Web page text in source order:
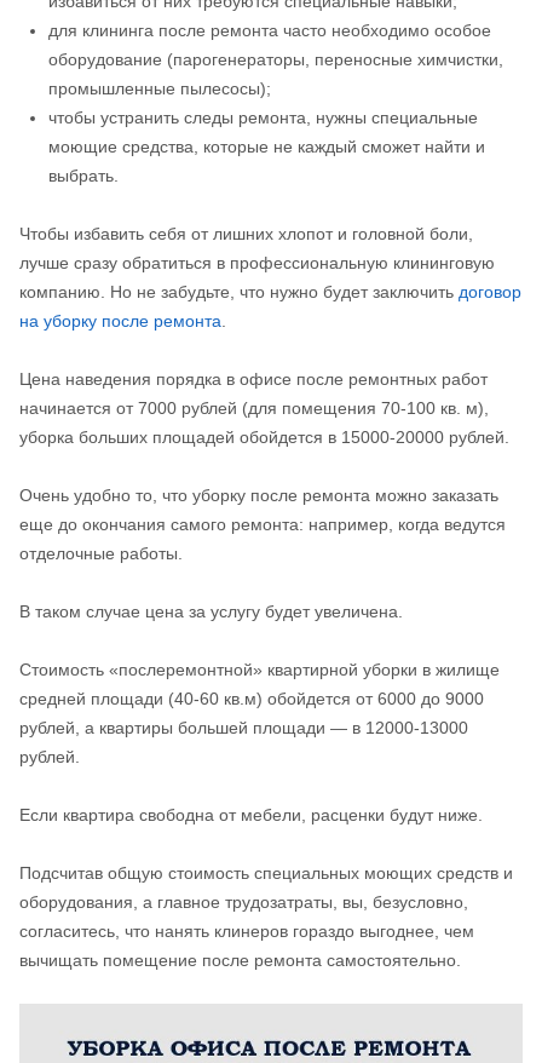
для клининга после ремонта часто необходимо особое
оборудование (парогенераторы, переносные химчистки,
промышленные пылесосы);
чтобы устранить следы ремонта, нужны специальные
моющие средства, которые не каждый сможет найти и
выбрать.
Чтобы избавить себя от лишних хлопот и головной боли,
лучше сразу обратиться в профессиональную клининговую
компанию. Но не забудьте, что нужно будет заключить договор
на уборку после ремонта
Цена наведения порядка в офисе после ремонтных работ
начинается от 7000 рублей (для помещения 70-100 кв. м),
уборка больших площадей обойдется в 15000-20000 рублей.
Очень удобно то, что уборку после ремонта можно заказать
еще до окончания самого ремонта: например, когда ведутся
отделочные работы.
В таком случае цена за услугу будет увеличена.
Стоимость «послеремонтной» квартирной уборки в жилище
средней площади (40-60 кв.м) обойдется от 6000 до 9000
рублей, а квартиры большей площади — в 12000-13000
рублей.
Если квартира свободна от мебели, расценки будут ниже.
Подсчитав общую стоимость специальных моющих средств и
оборудования, а главное трудозатраты, вы, безусловно,
согласитесь, что нанять клинеров гораздо выгоднее, чем
вычищать помещение после ремонта самостоятельно.